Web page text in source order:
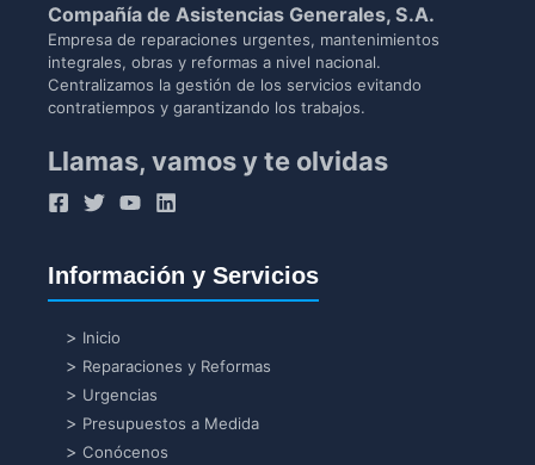
Compañía de Asistencias Generales, S.A.
Empresa de reparaciones urgentes, mantenimientos
integrales, obras y reformas a nivel nacional.
Centralizamos la gestión de los servicios evitando
contratiempos y garantizando los trabajos.
Llamas, vamos y te olvidas
Información y Servicios
Inicio
Reparaciones y Reformas
Urgencias
Presupuestos a Medida
Conócenos